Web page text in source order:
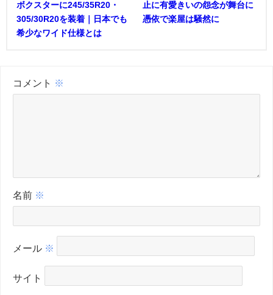
ボクスターに245/35R20・
305/30R20を装着｜日本でも
希少なワイド仕様とは
止に有愛きいの怨念が舞台に
憑依で楽屋は騒然に
コメント ※
名前 ※
メール ※
サイト